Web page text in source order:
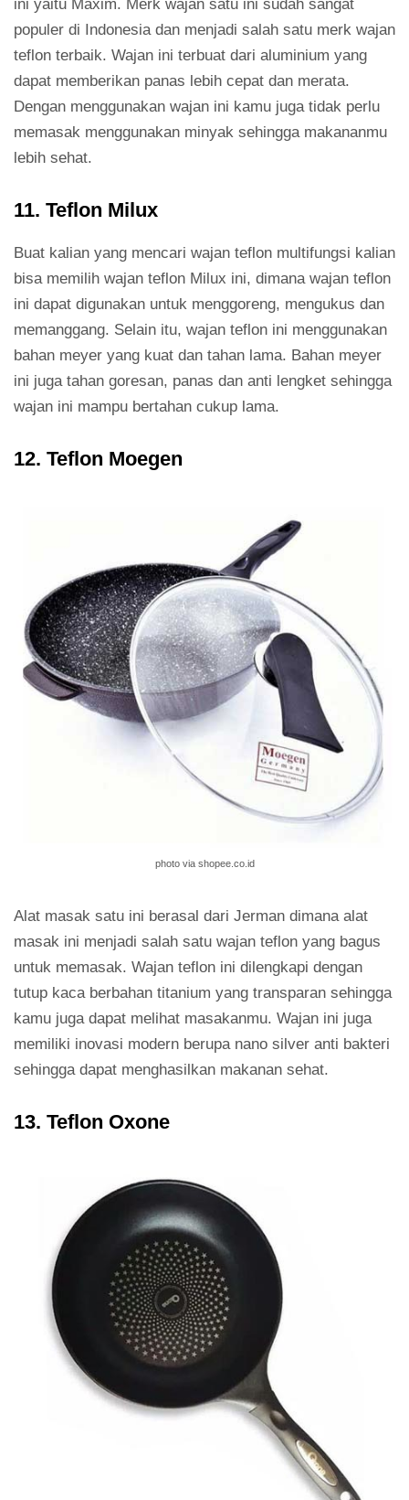
ini yaitu Maxim. Merk wajan satu ini sudah sangat
populer di Indonesia dan menjadi salah satu merk wajan
teflon terbaik. Wajan ini terbuat dari aluminium yang
dapat memberikan panas lebih cepat dan merata.
Dengan menggunakan wajan ini kamu juga tidak perlu
memasak menggunakan minyak sehingga makananmu
lebih sehat.
11. Teflon Milux
Buat kalian yang mencari wajan teflon multifungsi kalian
bisa memilih wajan teflon Milux ini, dimana wajan teflon
ini dapat digunakan untuk menggoreng, mengukus dan
memanggang. Selain itu, wajan teflon ini menggunakan
bahan meyer yang kuat dan tahan lama. Bahan meyer
ini juga tahan goresan, panas dan anti lengket sehingga
wajan ini mampu bertahan cukup lama.
12. Teflon Moegen
photo via shopee.co.id
Alat masak satu ini berasal dari Jerman dimana alat
masak ini menjadi salah satu wajan teflon yang bagus
untuk memasak. Wajan teflon ini dilengkapi dengan
tutup kaca berbahan titanium yang transparan sehingga
kamu juga dapat melihat masakanmu. Wajan ini juga
memiliki inovasi modern berupa nano silver anti bakteri
sehingga dapat menghasilkan makanan sehat.
13. Teflon Oxone